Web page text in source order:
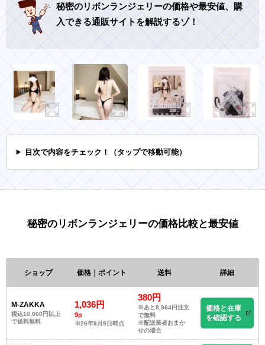
秘密のリボンランジェリーの価格や最安値、購
入できる通販サイトを解説するゾ！
目次で内容をチェック！（タップで移動可能）
秘密のリボンランジェリーの価格比較と最安値
ショップ 価格｜ポイント 送料 詳細
M-ZAKKA
税込10,000円以上
で送料無料
1,036円
9p
※26年8月9日時点
380円
※あと8,964円注文
で無料
※配送業者おまか
せの場合
価格と在庫
を確認する